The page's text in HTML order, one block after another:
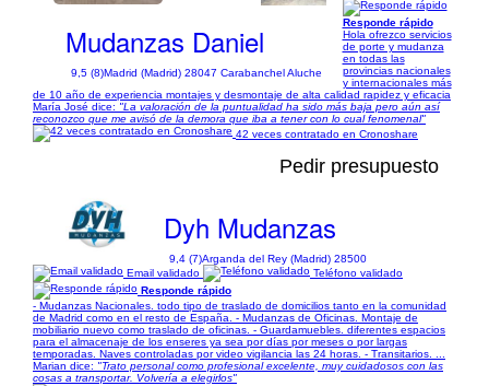
Mudanzas Daniel
9,5 (8)Madrid (Madrid) 28047 Carabanchel Aluche
Responde rápido
Hola ofrezco servicios
de porte y mudanza
en todas las
provincias nacionales
y internacionales más
de 10 año de experiencia montajes y desmontaje de alta calidad rapidez y eficacia
María José dice: "La valoración de la puntualidad ha sido más baja pero aún así
reconozco que me avisó de la demora que iba a tener con lo cual fenomenal"
42 veces contratado en Cronoshare
Pedir presupuesto
Dyh Mudanzas
9,4 (7)Arganda del Rey (Madrid) 28500
Email validado
Teléfono validado
Responde rápido
- Mudanzas Nacionales. todo tipo de traslado de domicilios tanto en la comunidad
de Madrid como en el resto de España. - Mudanzas de Oficinas. Montaje de
mobiliario nuevo como traslado de oficinas. - Guardamuebles. diferentes espacios
para el almacenaje de los enseres ya sea por días por meses o por largas
temporadas. Naves controladas por video vigilancia las 24 horas. - Transitarios. ...
Marian dice: "Trato personal como profesional excelente, muy cuidadosos con las
cosas a transportar. Volvería a elegirlos"